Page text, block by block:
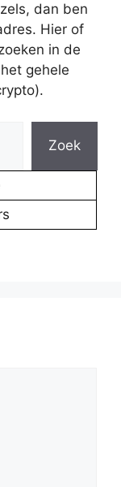
dan ben
Hier of
in de
gehele
Zoek